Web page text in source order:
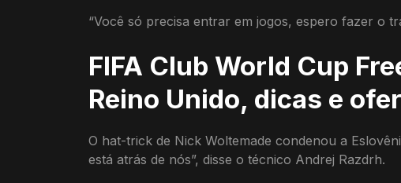
“Você só precisa entrar em jogos, espero fazer o
FIFA Club World Cup
Reino Unido, dicas e
O hat-trick de Nick Woltemade condenou a
está atrás de nós”, disse o técnico Andrej Razdrh.